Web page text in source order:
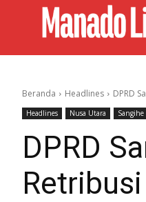
Beranda Headlines DPRD
Headlines Nusa Utara Sangihe
DPRD